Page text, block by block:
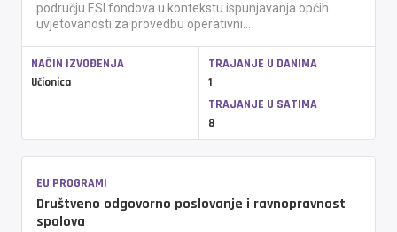
području ESI fondova u kontekstu ispunjavanja općih
uvjetovanosti za provedbu operativni...
NAČIN IZVOĐENJA
Učionica
TRAJANJE U DANIMA
1
TRAJANJE U SATIMA
8
EU PROGRAMI
Društveno odgovorno poslovanje i ravnopravnost
spolova